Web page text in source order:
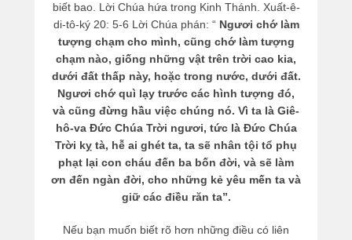
biết bao. Lời Chúa hứa trong Kinh Thánh. Xuất-ê-
di-tô-ký 20: 5-6 Lời Chúa phán: “ Ngươi chớ làm
tượng chạm cho mình, cũng chớ làm tượng
chạm nào, giống những vật trên trời cao kia,
dưới đất thấp này, hoặc trong nước, dưới đất.
Ngươi chớ quì lạy trước các hình tượng đó,
và cũng đừng hầu việc chúng nó. Vì ta là Giê-
hô-va Đức Chúa Trời ngươi, tức là Đức Chúa
Trời kỵ tà, hễ ai ghét ta, ta sẽ nhân tội tổ phụ
phạt lại con cháu đến ba bốn đời, và sẽ làm
ơn đến ngàn đời, cho những kẻ yêu mến ta và
giữ các điều răn ta”.
Nếu bạn muốn biết rõ hơn những điều có liên